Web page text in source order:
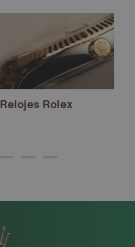
Relojes Rolex